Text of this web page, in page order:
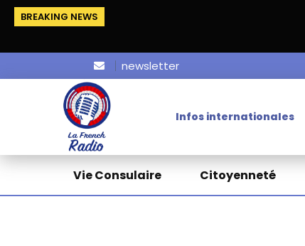
BREAKING NEWS
newsletter
Infos internationales
Vie Consulaire Citoyenneté